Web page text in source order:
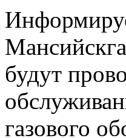
будут
газового